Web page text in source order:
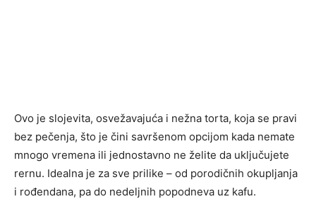
Ovo je slojevita, osvežavajuća i nežna torta, koja se pravi
bez pečenja, što je čini savršenom opcijom kada nemate
mnogo vremena ili jednostavno ne želite da uključujete
rernu. Idealna je za sve prilike – od porodičnih okupljanja
i rođendana, pa do nedeljnih popodneva uz kafu.